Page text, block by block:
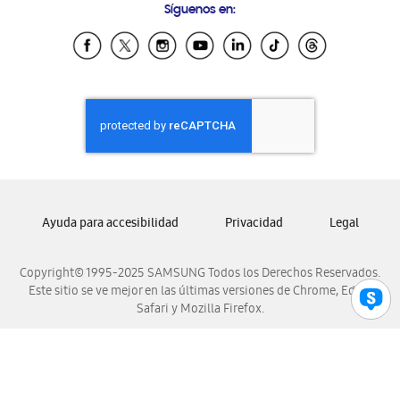
Samsung Ecuador
Samsung El Salvador
Samsung Honduras
Samsung Nicaragua
Samsung Panamá
Samsung Venezuela
Síguenos en:
Copyright© 1995-2025 SAMSUNG Todos los Derechos Reservados.
Este sitio se ve mejor en las últimas versiones de Chrome, Edge,
Safari y Mozilla Firefox.
Ayuda para accesibilidad Privacidad Legal